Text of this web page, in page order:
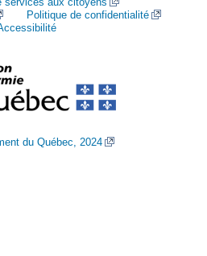
Politique de confidentialité
du Québec, 2024